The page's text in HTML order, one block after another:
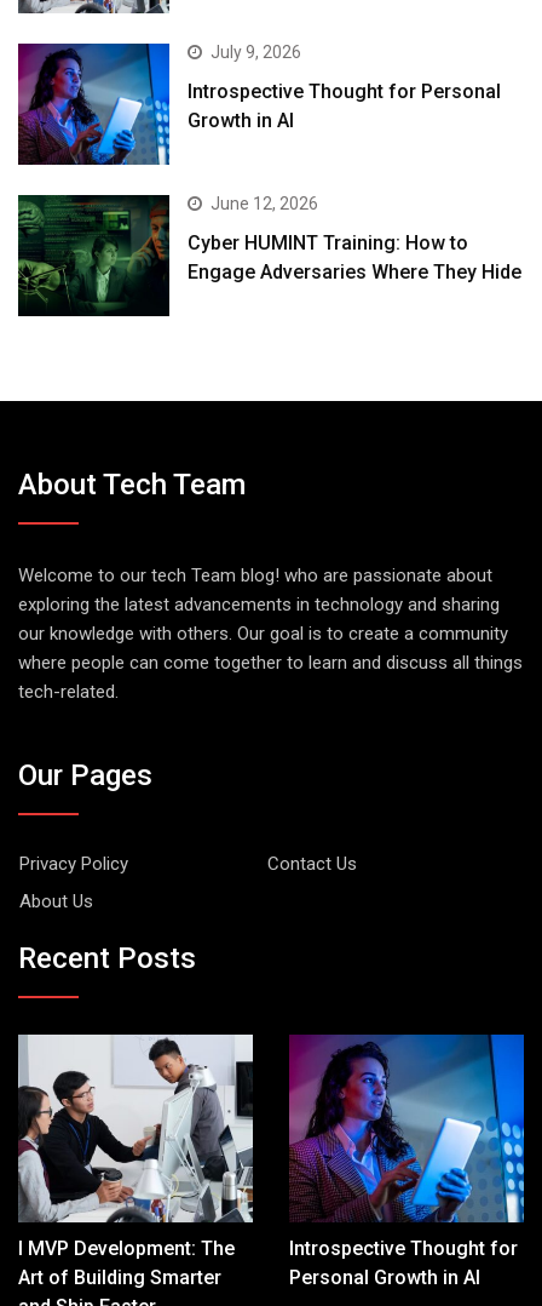
July 9, 2026
Introspective Thought for Personal
Growth in AI
June 12, 2026
Cyber HUMINT Training: How to
Engage Adversaries Where They Hide
About Tech Team
Welcome to our tech Team blog! who are passionate about
exploring the latest advancements in technology and sharing
our knowledge with others. Our goal is to create a community
where people can come together to learn and discuss all things
tech-related.
Our Pages
Privacy Policy
Contact Us
About Us
Recent Posts
I MVP Development: The
Art of Building Smarter
Introspective Thought for
Personal Growth in AI